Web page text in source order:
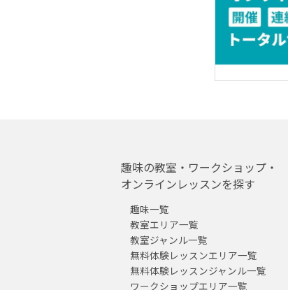
趣味の教室・ワークショップ・
オンラインレッスンを探す
趣味一覧
教室エリア一覧
教室ジャンル一覧
無料体験レッスンエリア一覧
無料体験レッスンジャンル一覧
ワークショップエリア一覧